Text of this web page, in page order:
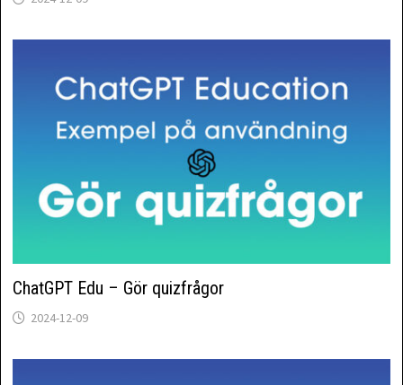
ChatGPT Edu – Gör quizfrågor
2024-12-09